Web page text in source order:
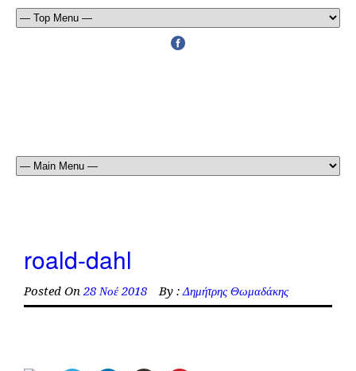
roald-dahl
Posted On 28 Νοέ 2018 By : Δημήτρης Θωμαδάκης